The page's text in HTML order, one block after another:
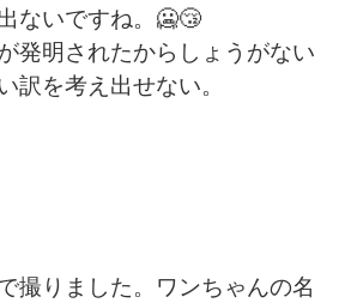
العربية
Deutsch
ないですね。🥶😴
発明されたからしょうがない
訳を考え出せない。
撮りました。ワンちゃんの名